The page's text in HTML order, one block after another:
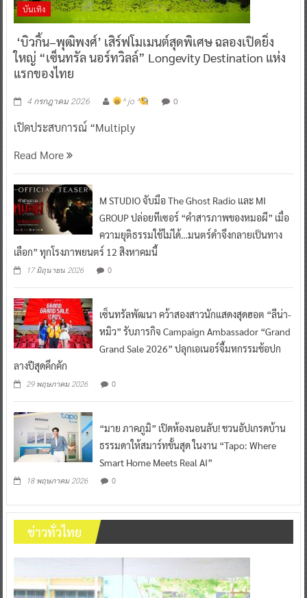
บันเทิง
‘บิวกิ้น–พุฒิพงศ์’ เสิร์ฟโมเมนต์สุดพิเศษ ฉลองเปิดยิ่ง
ใหญ่ “เซ็นทรัล นอร์ทวิลล์” Longevity Destination แห่ง
แรกของไทย
4 กรกฎาคม 2026 ^ jo ^ 0
เปิดประสบการณ์ “Multiply
Read More
M STUDIO จับมือ The Ghost Radio และ MI
GROUP ปล่อยทีเซอร์ “คำสารภาพของหมอผี” เมื่อ
ความยุติธรรมใช้ไม่ได้…มนตร์ดำจึงกลายเป็นทาง
เลือก” ทุกโรงภาพยนตร์ 12 สิงหาคมนี้
17 มิถุนายน 2026 0
เซ็นทรัลพัฒนา คว้าสองสาวนักแสดงสุดฮอต “ลีน่า-
หมิว” รับภารกิจ Campaign Ambassador “Grand
Grand Sale 2026” ปลุกเอเนอร์จี้มหกรรมช้อปก
ลางปีสุดคึกคัก
29 พฤษภาคม 2026 0
“มาย ภาคภูมิ” เปิดห้องนอนลับ! ชวนอัปเกรดบ้าน
ธรรมดาให้สมาร์ทขั้นสุด ในงาน “Tapo: Where
Smart Home Meets Real AI”
18 พฤษภาคม 2026 0
ข่าวทั่วไทย